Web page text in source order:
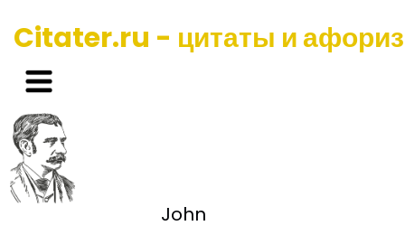
Citater.ru - цитаты и
John